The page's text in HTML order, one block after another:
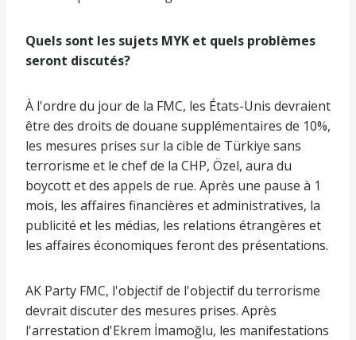
Quels sont les sujets MYK et quels problèmes
seront discutés?
À l'ordre du jour de la FMC, les États-Unis devraient
être des droits de douane supplémentaires de 10%,
les mesures prises sur la cible de Türkiye sans
terrorisme et le chef de la CHP, Özel, aura du
boycott et des appels de rue. Après une pause à 1
mois, les affaires financières et administratives, la
publicité et les médias, les relations étrangères et
les affaires économiques feront des présentations.
AK Party FMC, l'objectif de l'objectif du terrorisme
devrait discuter des mesures prises. Après
l'arrestation d'Ekrem İmamoğlu, les manifestations